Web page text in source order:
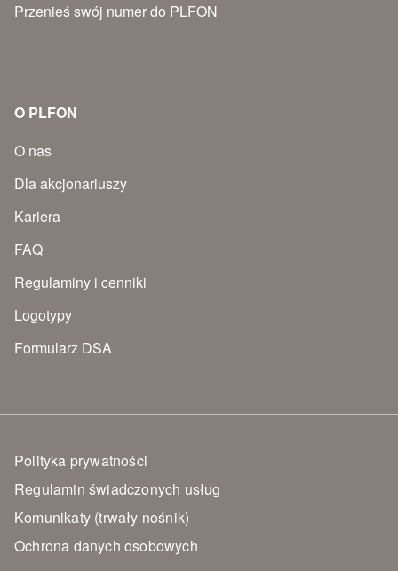
Przenieś swój numer do PLFON
O PLFON
O nas
Dla akcjonariuszy
Kariera
FAQ
Regulaminy i cenniki
Logotypy
Formularz DSA
Polityka prywatności
Regulamin świadczonych usług
Komunikaty (trwały nośnik)
Ochrona danych osobowych